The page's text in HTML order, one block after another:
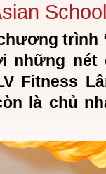
School
trình
những nét
Fitness
là chủ